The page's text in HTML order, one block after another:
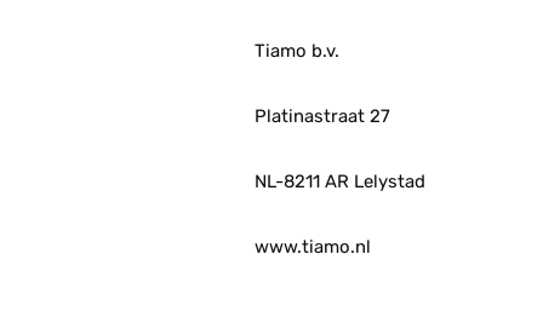
Tiamo b.v.
Platinastraat 27
NL-8211 AR Lelystad
www.tiamo.nl